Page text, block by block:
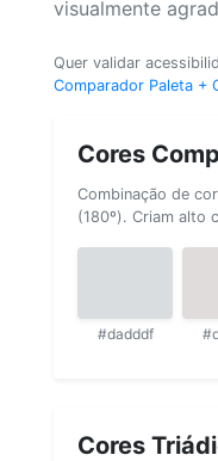
visualmente
Quer validar
Comparador Paleta +
Cores
Combinação de
(180º). Criam alto
#dadddf
Cores